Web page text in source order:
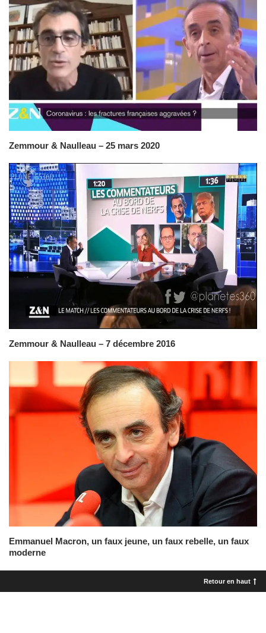
Zemmour & Naulleau – 25 mars 2020
Zemmour & Naulleau – 7 décembre 2016
Emmanuel Macron, un faux jeune, un faux rebelle, un faux
moderne
Retour en haut